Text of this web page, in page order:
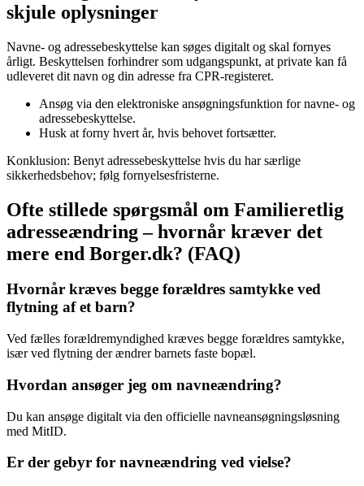
skjule oplysninger
Navne- og adressebeskyttelse kan søges digitalt og skal fornyes
årligt. Beskyttelsen forhindrer som udgangspunkt, at private kan få
udleveret dit navn og din adresse fra CPR-registeret.
Ansøg via den elektroniske ansøgningsfunktion for navne- og
adressebeskyttelse.
Husk at forny hvert år, hvis behovet fortsætter.
Konklusion: Benyt adressebeskyttelse hvis du har særlige
sikkerhedsbehov; følg fornyelsesfristerne.
Ofte stillede spørgsmål om Familieretlig
adresseændring – hvornår kræver det
mere end Borger.dk? (FAQ)
Hvornår kræves begge forældres samtykke ved
flytning af et barn?
Ved fælles forældremyndighed kræves begge forældres samtykke,
især ved flytning der ændrer barnets faste bopæl.
Hvordan ansøger jeg om navneændring?
Du kan ansøge digitalt via den officielle navneansøgningsløsning
med MitID.
Er der gebyr for navneændring ved vielse?